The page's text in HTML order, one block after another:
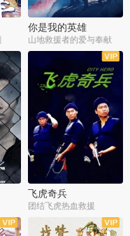
你是我的英雄
山地救援者的爱与奉献
飞虎奇兵
团结飞虎热血救援